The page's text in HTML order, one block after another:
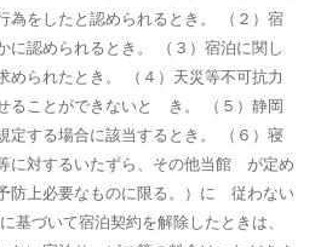
為をしたと認められるとき。 （２）宿
に認められるとき。 （３）宿泊に関し
められたとき。 （４）天災等不可抗力
ることができないと き。 （５）静岡
定する場合に該当するとき。 （６）寝
に対するいたずら、その他当館 が定め
防上必要なものに限る。）に 従わない
づいて宿泊契約を解除したときは、